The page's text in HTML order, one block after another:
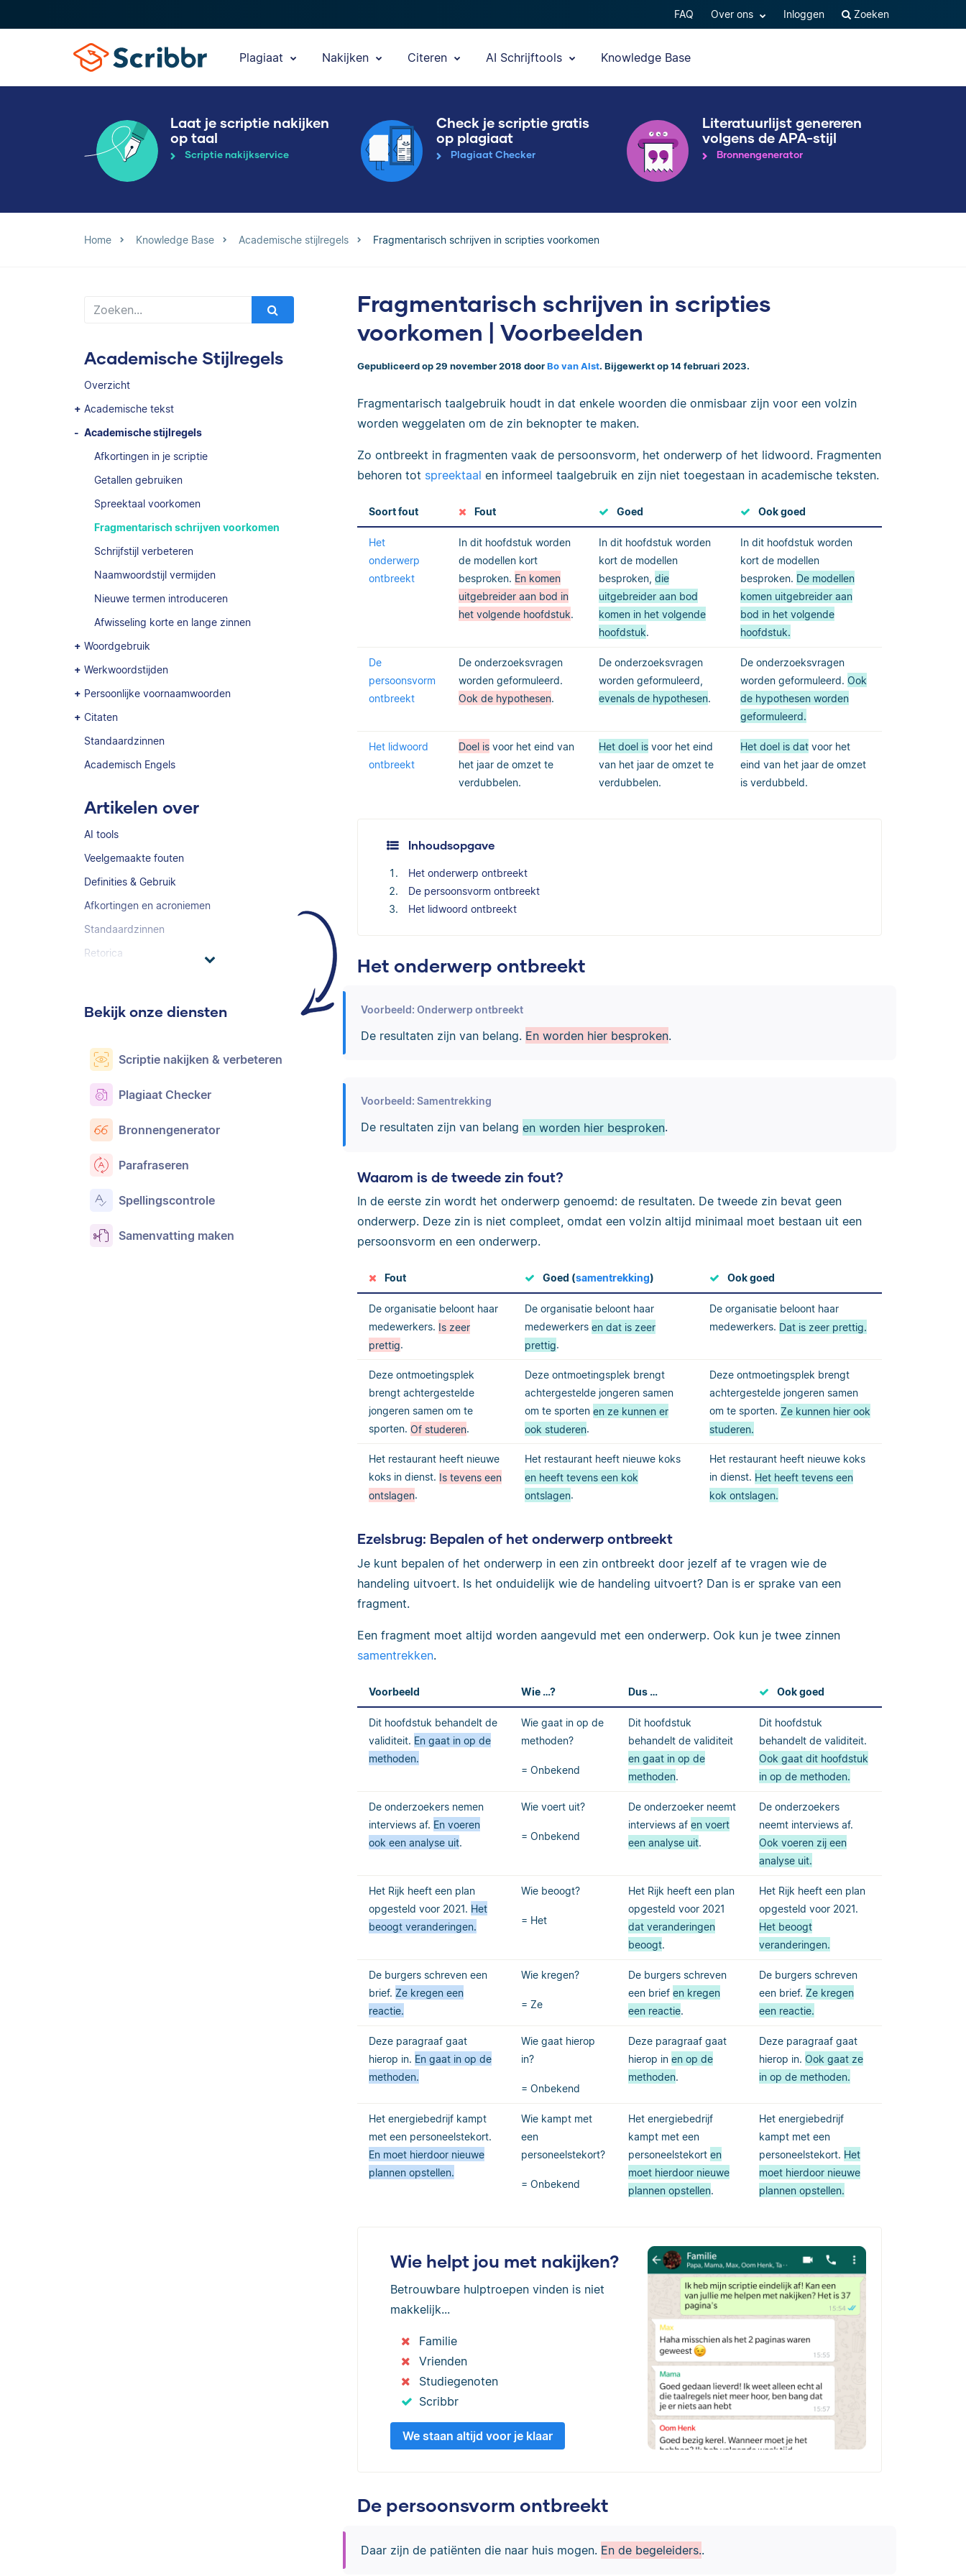
FAQ Over ons Inloggen Zoeken
Plagiaat Nakijken Citeren AI Schrijftools Knowledge Base
Laat je scriptie nakijken
op taal
Scriptie nakijkservice
Check je scriptie gratis
op plagiaat
Plagiaat Checker
Literatuurlijst genereren
volgens de APA-stijl
Bronnengenerator
Home Knowledge Base Academische stijlregels Fragmentarisch schrijven in scripties voorkomen
Academische Stijlregels
Overzicht
Academische tekst
Academische stijlregels
Afkortingen in je scriptie
Getallen gebruiken
Spreektaal voorkomen
Fragmentarisch schrijven voorkomen
Schrijfstijl verbeteren
Naamwoordstijl vermijden
Nieuwe termen introduceren
Afwisseling korte en lange zinnen
Woordgebruik
Werkwoordstijden
Persoonlijke voornaamwoorden
Citaten
Standaardzinnen
Academisch Engels
Artikelen over
AI tools
Veelgemaakte fouten
Definities & Gebruik
Afkortingen en acroniemen
Standaardzinnen
Retorica
Bekijk onze diensten
Scriptie nakijken & verbeteren
Plagiaat Checker
Bronnengenerator
Parafraseren
Spellingscontrole
Samenvatting maken
Fragmentarisch schrijven in scripties
voorkomen | Voorbeelden
Gepubliceerd op 29 november 2018 door Bo van Alst. Bijgewerkt op 14 februari 2023.
Fragmentarisch taalgebruik houdt in dat enkele woorden die onmisbaar zijn voor een volzin
worden weggelaten om de zin beknopter te maken.
Zo ontbreekt in fragmenten vaak de persoonsvorm, het onderwerp of het lidwoord. Fragmenten
behoren tot spreektaal en informeel taalgebruik en zijn niet toegestaan in academische teksten.
Soort fout Fout Goed Ook goed
Het
onderwerp
ontbreekt
In dit hoofdstuk worden
de modellen kort
besproken. En komen
uitgebreider aan bod in
het volgende hoofdstuk.
In dit hoofdstuk worden
kort de modellen
besproken, die
uitgebreider aan bod
komen in het volgende
hoofdstuk.
In dit hoofdstuk worden
kort de modellen
besproken. De modellen
komen uitgebreider aan
bod in het volgende
hoofdstuk.
De
persoonsvorm
ontbreekt
De onderzoeksvragen
worden geformuleerd.
Ook de hypothesen.
De onderzoeksvragen
worden geformuleerd,
evenals de hypothesen.
De onderzoeksvragen
worden geformuleerd. Ook
de hypothesen worden
geformuleerd.
Het lidwoord
ontbreekt
Doel is voor het eind van
het jaar de omzet te
verdubbelen.
Het doel is voor het eind
van het jaar de omzet te
verdubbelen.
Het doel is dat voor het
eind van het jaar de omzet
is verdubbeld.
Inhoudsopgave
Het onderwerp ontbreekt
De persoonsvorm ontbreekt
Het lidwoord ontbreekt
Het onderwerp ontbreekt
Voorbeeld: Onderwerp ontbreekt
De resultaten zijn van belang. En worden hier besproken.
Voorbeeld: Samentrekking
De resultaten zijn van belang en worden hier besproken.
Waarom is de tweede zin fout?
In de eerste zin wordt het onderwerp genoemd: de resultaten. De tweede zin bevat geen
onderwerp. Deze zin is niet compleet, omdat een volzin altijd minimaal moet bestaan uit een
persoonsvorm en een onderwerp.
Fout Goed (samentrekking) Ook goed
De organisatie beloont haar
medewerkers. Is zeer
prettig.
De organisatie beloont haar
medewerkers en dat is zeer
prettig.
De organisatie beloont haar
medewerkers. Dat is zeer prettig.
Deze ontmoetingsplek
brengt achtergestelde
jongeren samen om te
sporten. Of studeren.
Deze ontmoetingsplek brengt
achtergestelde jongeren samen
om te sporten en ze kunnen er
ook studeren.
Deze ontmoetingsplek brengt
achtergestelde jongeren samen
om te sporten. Ze kunnen hier ook
studeren.
Het restaurant heeft nieuwe
koks in dienst. Is tevens een
ontslagen.
Het restaurant heeft nieuwe koks
en heeft tevens een kok
ontslagen.
Het restaurant heeft nieuwe koks
in dienst. Het heeft tevens een
kok ontslagen.
Ezelsbrug: Bepalen of het onderwerp ontbreekt
Je kunt bepalen of het onderwerp in een zin ontbreekt door jezelf af te vragen wie de
handeling uitvoert. Is het onduidelijk wie de handeling uitvoert? Dan is er sprake van een
fragment.
Een fragment moet altijd worden aangevuld met een onderwerp. Ook kun je twee zinnen
samentrekken.
Voorbeeld Wie …? Dus … Ook goed
Dit hoofdstuk behandelt de
validiteit. En gaat in op de
methoden.
Wie gaat in op de
methoden?
= Onbekend
Dit hoofdstuk
behandelt de validiteit
en gaat in op de
methoden.
Dit hoofdstuk
behandelt de validiteit.
Ook gaat dit hoofdstuk
in op de methoden.
De onderzoekers nemen
interviews af. En voeren
ook een analyse uit.
Wie voert uit?
= Onbekend
De onderzoeker neemt
interviews af en voert
een analyse uit.
De onderzoekers
neemt interviews af.
Ook voeren zij een
analyse uit.
Het Rijk heeft een plan
opgesteld voor 2021. Het
beoogt veranderingen.
Wie beoogt?
= Het
Het Rijk heeft een plan
opgesteld voor 2021
dat veranderingen
beoogt.
Het Rijk heeft een plan
opgesteld voor 2021.
Het beoogt
veranderingen.
De burgers schreven een
brief. Ze kregen een
reactie.
Wie kregen?
= Ze
De burgers schreven
een brief en kregen
een reactie.
De burgers schreven
een brief. Ze kregen
een reactie.
Deze paragraaf gaat
hierop in. En gaat in op de
methoden.
Wie gaat hierop
in?
= Onbekend
Deze paragraaf gaat
hierop in en op de
methoden.
Deze paragraaf gaat
hierop in. Ook gaat ze
in op de methoden.
Het energiebedrijf kampt
met een personeelstekort.
En moet hierdoor nieuwe
plannen opstellen.
Wie kampt met
een
personeelstekort?
= Onbekend
Het energiebedrijf
kampt met een
personeelstekort en
moet hierdoor nieuwe
plannen opstellen.
Het energiebedrijf
kampt met een
personeelstekort. Het
moet hierdoor nieuwe
plannen opstellen.
Wie helpt jou met nakijken?
Betrouwbare hulptroepen vinden is niet
makkelijk...
Familie
Vrienden
Studiegenoten
Scribbr
We staan altijd voor je klaar
De persoonsvorm ontbreekt
Daar zijn de patiënten die naar huis mogen. En de begeleiders..